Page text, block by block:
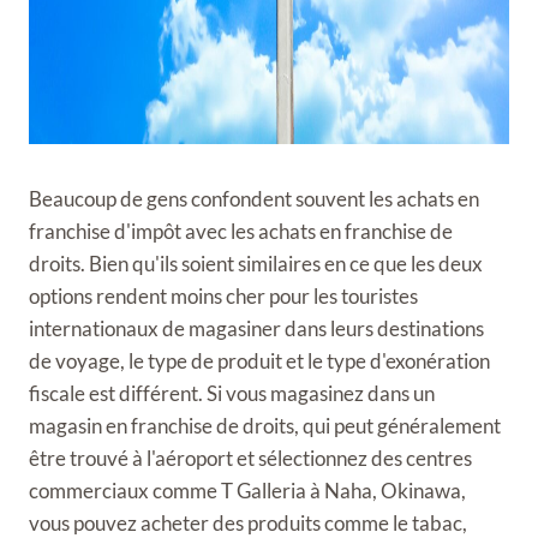
Beaucoup de gens confondent souvent les achats en
franchise d'impôt avec les achats en franchise de
droits. Bien qu'ils soient similaires en ce que les deux
options rendent moins cher pour les touristes
internationaux de magasiner dans leurs destinations
de voyage, le type de produit et le type d'exonération
fiscale est différent. Si vous magasinez dans un
magasin en franchise de droits, qui peut généralement
être trouvé à l'aéroport et sélectionnez des centres
commerciaux comme T Galleria à Naha, Okinawa,
vous pouvez acheter des produits comme le tabac,